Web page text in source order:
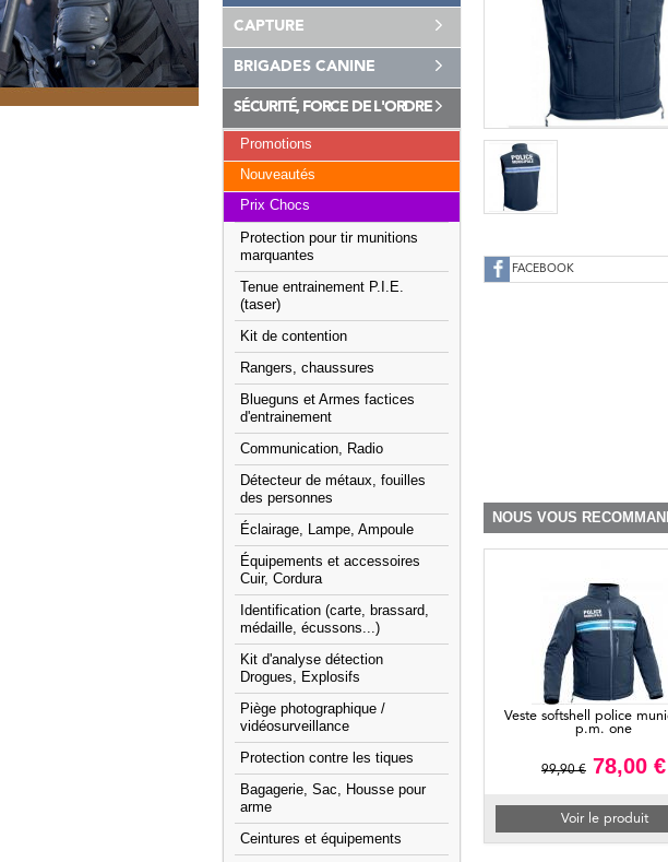
CAPTURE
BRIGADES CANINE
SÉCURITÉ, FORCE DE L'ORDRE
Promotions
Nouveautés
Prix Chocs
Protection pour tir munitions
marquantes
Tenue entrainement P.I.E.
(taser)
Kit de contention
Rangers, chaussures
Blueguns et Armes factices
d'entrainement
Communication, Radio
Détecteur de métaux, fouilles
des personnes
Éclairage, Lampe, Ampoule
Équipements et accessoires
Cuir, Cordura
Identification (carte, brassard,
médaille, écussons...)
Kit d'analyse détection
Drogues, Explosifs
Piège photographique /
vidéosurveillance
Protection contre les tiques
Bagagerie, Sac, Housse pour
arme
Ceintures et équipements
FACEBOOK
NOUS VOUS
Veste softshell police
p.m. one
99,90 € 78,00 €
Voir le produit